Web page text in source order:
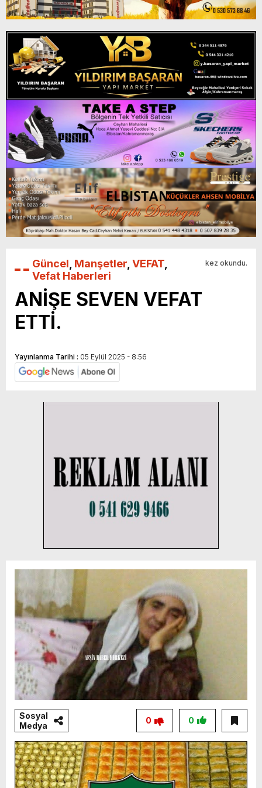
Güncel Manşetler VEFAT
Vefat Haberleri
kez okundu.
ANİŞE SEVEN VEFAT
ETTİ.
Yayınlanma Tarihi : 05 Eylül 2025 - 8:56
Sosyal
Medya
0
0